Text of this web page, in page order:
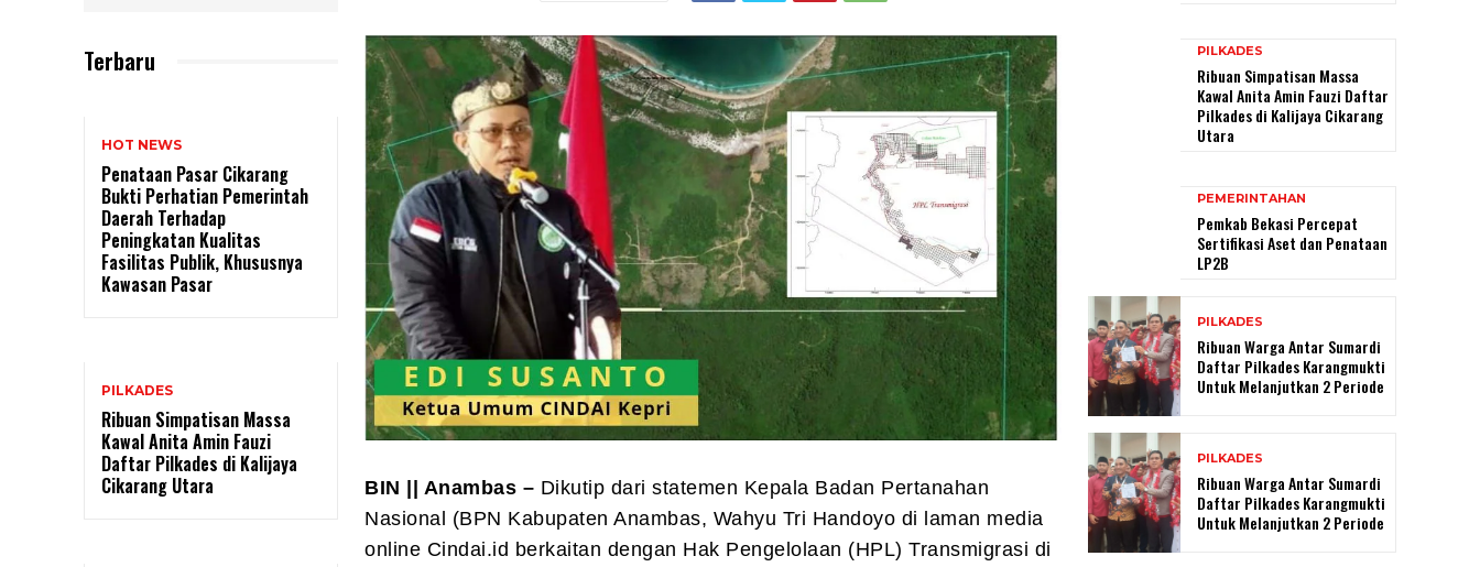
Terbaru
HOT NEWS
Penataan Pasar Cikarang
Bukti Perhatian Pemerintah
Daerah Terhadap
Peningkatan Kualitas
Fasilitas Publik, Khususnya
Kawasan Pasar
PILKADES
Ribuan Simpatisan Massa
Kawal Anita Amin Fauzi
Daftar Pilkades di Kalijaya
Cikarang Utara
BIN || Anambas – Dikutip dari statemen Kepala Badan Pertanahan
Nasional (BPN Kabupaten Anambas, Wahyu Tri Handoyo di laman media
online Cindai.id berkaitan dengan Hak Pengelolaan (HPL) Transmigrasi di
PILKADES
Ribuan Simpatisan Massa
Kawal Anita Amin Fauzi Daftar
Pilkades di Kalijaya Cikarang
Utara
PEMERINTAHAN
Pemkab Bekasi Percepat
Sertifikasi Aset dan Penataan
LP2B
PILKADES
Ribuan Warga Antar Sumardi
Daftar Pilkades Karangmukti
Untuk Melanjutkan 2 Periode
PILKADES
Ribuan Warga Antar Sumardi
Daftar Pilkades Karangmukti
Untuk Melanjutkan 2 Periode